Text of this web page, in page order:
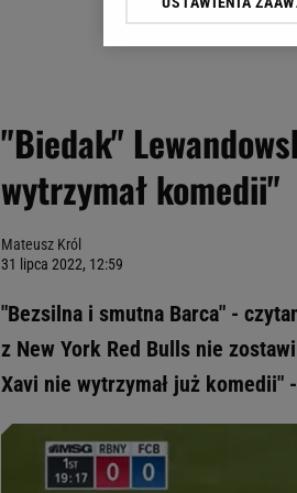
"Biedak"
wytrzymał komedii"
Mateusz Król
31 lipca 2022, 12:59
"Bezsilna i smutna Barca" -
z New York Red Bulls nie
Xavi nie wytrzymał już komedii"
Klikając „Akceptuję”
Zaufanych Partnerów i
My, nasi Zaufani
Użycie dokładnych
Przechowywanie